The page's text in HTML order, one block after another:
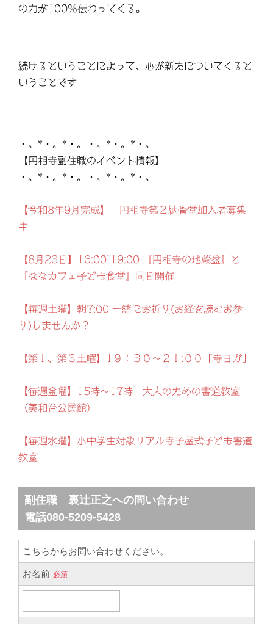
の力が100%伝わってくる。
続けるということによって、心が新たについてくると
いうことです
・。*・。*・。・。*・。*・。
【円相寺副住職のイベント情報】
・。*・。*・。・。*・。*・。
【令和8年9月完成】 円相寺第２納骨堂加入者募集
中
【8月23日】16:00~19:00 『円相寺の地蔵盆』と
『ななカフェ子ども食堂』同日開催
【毎週土曜】朝7:00 一緒にお祈り(お経を読むお参
り)しませんか？
【第１、第３土曜】1９：３０～２１:００「寺ヨガ」
【毎週金曜】15時～17時 大人のための書道教室
（美和台公民館）
【毎週水曜】小中学生対象リアル寺子屋式子ども書道
教室